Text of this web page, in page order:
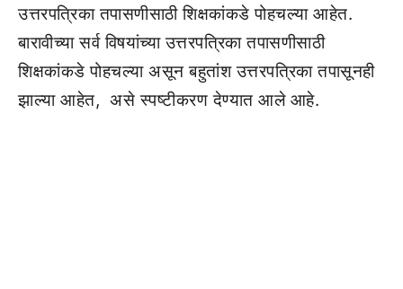
उत्तरपत्रिका तपासणीसाठी शिक्षकांकडे पोहचल्या आहेत.
बारावीच्या सर्व विषयांच्या उत्तरपत्रिका तपासणीसाठी
शिक्षकांकडे पोहचल्या असून बहुतांश उत्तरपत्रिका तपासूनही
झाल्या आहेत, असे स्पष्टीकरण देण्यात आले आहे.